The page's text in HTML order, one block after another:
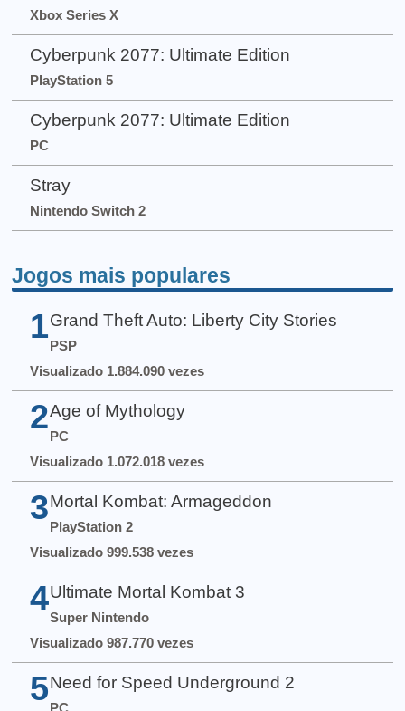
Xbox Series X
Cyberpunk 2077: Ultimate Edition
PlayStation 5
Cyberpunk 2077: Ultimate Edition
PC
Stray
Nintendo Switch 2
Jogos mais populares
1 Grand Theft Auto: Liberty City Stories
PSP
Visualizado 1.884.090 vezes
2 Age of Mythology
PC
Visualizado 1.072.018 vezes
3 Mortal Kombat: Armageddon
PlayStation 2
Visualizado 999.538 vezes
4 Ultimate Mortal Kombat 3
Super Nintendo
Visualizado 987.770 vezes
5 Need for Speed Underground 2